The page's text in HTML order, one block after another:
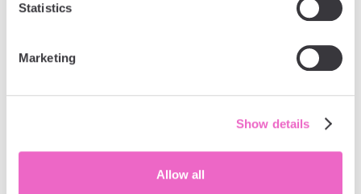
Statistics
Marketing
Show details
Allow all
Relax.
White Label jest tak proste, jak to
tylko możliwe.
Czym są kosmetyki White Label?
firmy nieustannie poszukują sposobów na rozszerzenie
miejscu pojawia się produkcja kosmetyków white-label w